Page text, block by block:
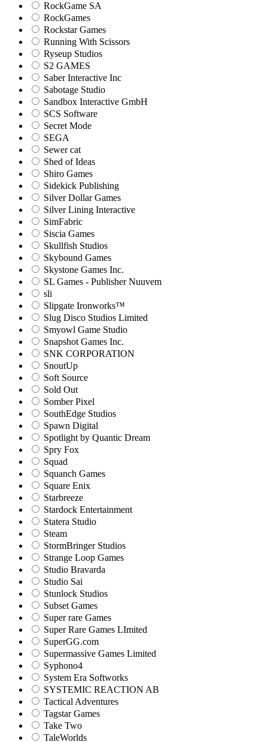
RockGame SA
RockGames
Rockstar Games
Running With Scissors
Ryseup Studios
S2 GAMES
Saber Interactive Inc
Sabotage Studio
Sandbox Interactive GmbH
SCS Software
Secret Mode
SEGA
Sewer cat
Shed of Ideas
Shiro Games
Sidekick Publishing
Silver Dollar Games
Silver Lining Interactive
SimFabric
Siscia Games
Skullfish Studios
Skybound Games
Skystone Games Inc.
SL Games - Publisher Nuuvem
sli
Slipgate Ironworks™
Slug Disco Studios Limited
Smyowl Game Studio
Snapshot Games Inc.
SNK CORPORATION
SnoutUp
Soft Source
Sold Out
Somber Pixel
SouthEdge Studios
Spawn Digital
Spotlight by Quantic Dream
Spry Fox
Squad
Squanch Games
Square Enix
Starbreeze
Stardock Entertainment
Statera Studio
Steam
StormBringer Studios
Strange Loop Games
Studio Bravarda
Studio Sai
Stunlock Studios
Subset Games
Super rare Games
Super Rare Games LImited
SuperGG.com
Supermassive Games Limited
Syphono4
System Era Softworks
SYSTEMIC REACTION AB
Tactical Adventures
Tagstar Games
Take Two
TaleWorlds